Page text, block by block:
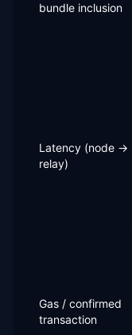
bundle inclusion
Latency (node →
relay)
Gas / confirmed
transaction